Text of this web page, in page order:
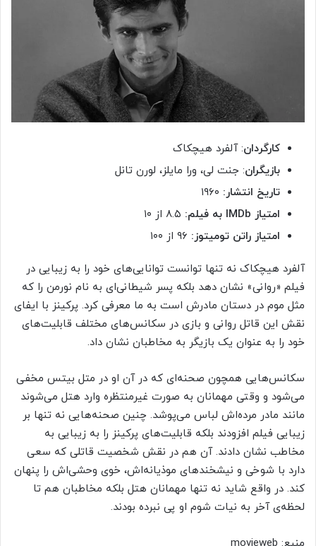
کارگردان: آلفرد هیچکاک
بازیگران: جنت لی، ورا مایلز، لورن تانل
تاریخ انتشار:
امتیاز IMDb به فیلم:
امتیاز راتن تومیتوز:
آلفرد هیچکاک نه تنها توانست توانایی‌های خود را به زیبایی در
فیلم «روانی» نشان دهد بلکه پسر شیطانی‌ای به نام نورمن را که
مثل موم در دستان مادرش است به ما معرفی کرد. پرکینز با ایفای
نقش این قاتل روانی و بازی در سکانس‌های مختلف قابلیت‌های
خود را به عنوان یک بازیگر به مخاطبان نشان داد.
سکانس‌هایی همچون صحنه‌ای که در آن او در متل بیتس مخفی
می‌شود و وقتی مهمانان به صورت غیرمنتظره وارد هتل می‌شوند
مانند مادر مرده‌اش لباس می‌پوشد. چنین صحنه‌هایی نه تنها بر
زیبایی فیلم افزودند بلکه قابلیت‌های پرکینز را به زیبایی به
مخاطب نشان دادند. آن هم در نقش شخصیت قاتلی که سعی
دارد با شوخی و نیشخندهای موذیانه‌اش، خوی وحشی‌اش را پنهان
کند. در واقع شاید نه تنها مهمانان هتل بلکه مخاطبان هم تا
لحظه‌ی آخر به نیات شوم او پی نبرده بودند.